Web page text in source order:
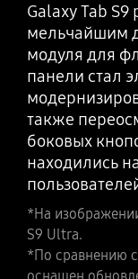
Galaxy Tab
мельчайшим
модуля для
панели стал
также
боковых
находились
*На
S9 Ultra.
*По сравнению
оснащен